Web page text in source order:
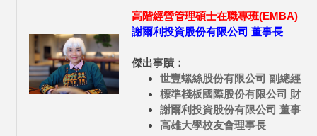
高階經營管理碩士在職專班(EMBA) 99
謝爾利投資股份有限公司 董事長
傑出事蹟：
世豐螺絲股份有限公司 副總經理
標準棧板國際股份有限公司 財務
謝爾利投資股份有限公司 董事長
高雄大學校友會理事長